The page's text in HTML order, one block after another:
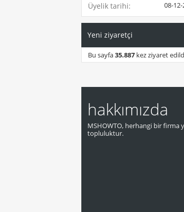
Üyelik tarihi 08-
Yeni ziyaretçi
Bu sayfa35.887 kez ziyaret
hakkımızda
MSHOWTO, herhangi bir firma
topluluktur.